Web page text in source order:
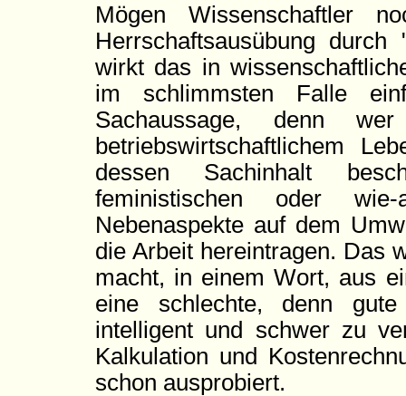
Mögen Wissenschaftler
Herrschaftsausübung durch
wirkt das in
im schlimmsten Falle
Sachaussage, denn
betriebswirtschaftlichem
dessen Sachinhalt
feministischen oder wie-
Nebenaspekte auf dem
die Arbeit hereintragen. Das
macht, in einem Wort, aus
eine schlechte, denn gute
intelligent und schwer zu
Kalkulation und
schon ausprobiert.